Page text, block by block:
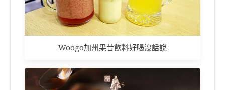
Woogo加州果昔飲料好喝沒話說